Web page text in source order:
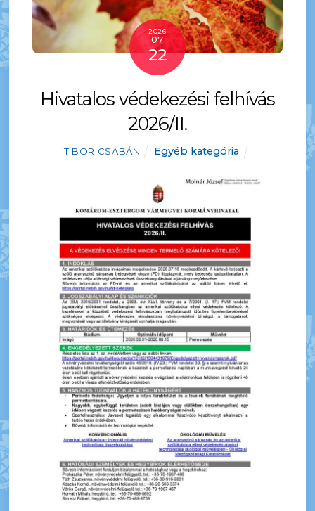
2026
07
22
Hivatalos védekezési felhívás
2026/II.
TIBOR CSABÁN Egyéb kategória